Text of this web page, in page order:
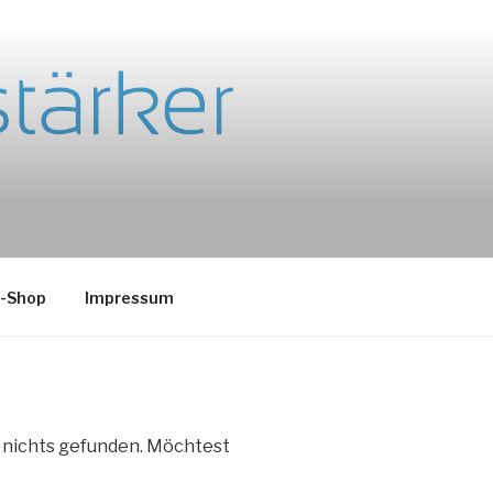
Impressum
nichts gefunden. Möchtest